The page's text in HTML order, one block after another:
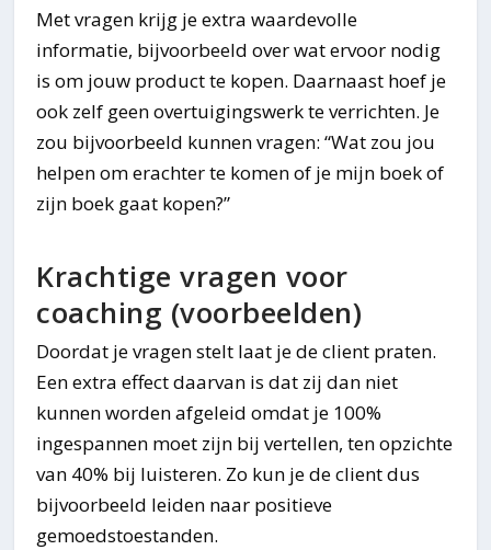
Met vragen krijg je extra waardevolle
informatie, bijvoorbeeld over wat ervoor nodig
is om jouw product te kopen. Daarnaast hoef je
ook zelf geen overtuigingswerk te verrichten. Je
zou bijvoorbeeld kunnen vragen: “Wat zou jou
helpen om erachter te komen of je mijn boek of
zijn boek gaat kopen?”
Krachtige vragen voor
coaching (voorbeelden)
Doordat je vragen stelt laat je de client praten.
Een extra effect daarvan is dat zij dan niet
kunnen worden afgeleid omdat je 100%
ingespannen moet zijn bij vertellen, ten opzichte
van 40% bij luisteren. Zo kun je de client dus
bijvoorbeeld leiden naar positieve
gemoedstoestanden.